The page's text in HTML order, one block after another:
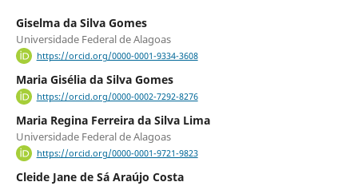
Giselma da Silva Gomes
Universidade Federal de Alagoas
https://orcid.org/0000-0001-9334-3608
Maria Gisélia da Silva Gomes
https://orcid.org/0000-0002-7292-8276
Maria Regina Ferreira da Silva Lima
Universidade Federal de Alagoas
https://orcid.org/0000-0001-9721-9823
Cleide Jane de Sá Araújo Costa